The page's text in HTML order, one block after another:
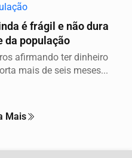
é frágil e não dura
da população
afirmando ter dinheiro
mais de seis meses...
Mais